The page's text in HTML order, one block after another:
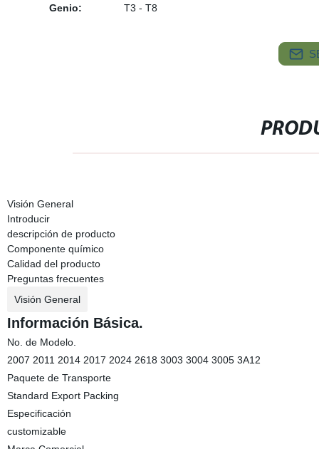
Genio:
T3 - T8
Visión General
Introducir
descripción de producto
Componente químico
Calidad del producto
Preguntas frecuentes
Visión General
Información Básica.
No. de Modelo.
2007 2011 2014 2017 2024 2618 3003 3004 3005 3A12
Paquete de Transporte
Standard Export Packing
Especificación
customizable